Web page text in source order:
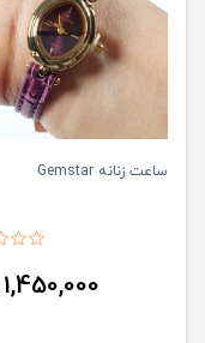
ساعت زنانه Gemstar
1,450,000